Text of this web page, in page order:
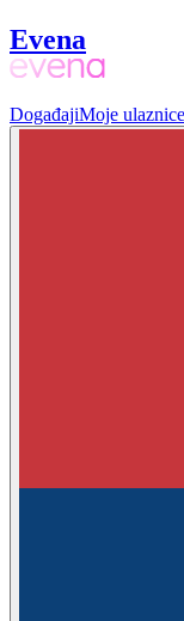
Evena
DogađajiMoje ulaznice